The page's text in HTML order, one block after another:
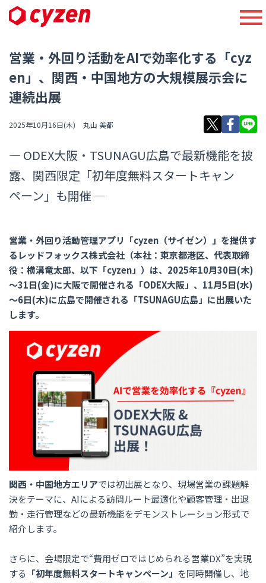
営業・外回り活動をAIで効率化する「cyz
en」、関西・中国地方の大規模展示会に
連続出展
2025年10月16日(木) 丸山 美都
― ODEX大阪・TSUNAGU広島で最新機能を披
露、関西限定「初年度無料スタートキャン
ペーン」も開催 ―
営業・外回り活動管理アプリ「cyzen（サイゼン）」を提供す
るレッドフォックス株式会社（本社：東京都港区、代表取締
役：横溝竜太郎、以下「cyzen」）は、2025年10月30日(木)
～31日(金)に大阪で開催される「ODEX大阪」、11月5日(水)
～6日(木)に広島で開催される「TSUNAGU広島」に出展いた
します。
関西・中国地方エリアでは初出展となり、現場営業の課題解
決をテーマに、AIによる訪問ルート最適化や顧客管理・出退
勤・走行管理などの最新機能をデモンストレーション形式で
紹介します。
さらに、会場限定で“費用ゼロではじめられる営業DX”を実現
する 「初年度無料スタートキャンペーン」 を同時開催し、地